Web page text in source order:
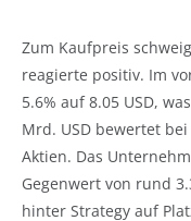
Zum Kaufpreis
reagierte positiv. Im
5.6% auf 8.05 USD,
Mrd. USD bewertet
Aktien. Das
Gegenwert von rund
hinter Strategy auf